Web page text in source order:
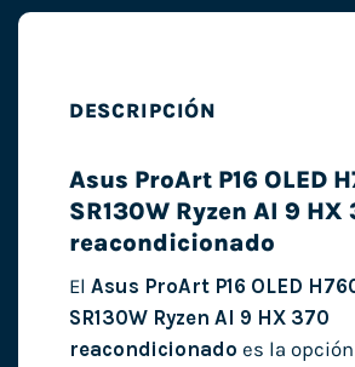
DESCRIPCIÓN
Asus ProArt P16 OLED
SR130W Ryzen AI 9 HX
reacondicionado
El Asus ProArt P16 OLED
SR130W Ryzen AI 9 HX 370
reacondicionado es la